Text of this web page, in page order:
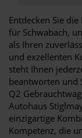
Entdecken Sie
für Schwabach,
als Ihren
und exzellenten
steht Ihnen
beantworten und
Q2
Autohaus
einzigartige
Kompetenz, die